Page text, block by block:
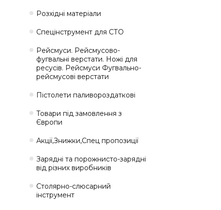
Розхідні матеріали
Спецінструмент для СТО
Рейсмуси. Рейсмусово-
фугвальні верстати. Ножі для
ресусів. Рейсмуси Фугвально-
рейсмусові верстати
Пістолети паливороздаткові
Товари під замовлення з
Європи
Акції,Знижки,Спец пропозиції
Зарядні та порожнисто-зарядні
від різних виробників
Столярно-слюсарний
інструмент